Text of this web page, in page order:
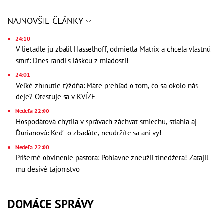
NAJNOVŠIE ČLÁNKY
24:10
V lietadle ju zbalil Hasselhoff, odmietla Matrix a chcela vlastnú
smrť: Dnes randí s láskou z mladosti!
24:01
Veľké zhrnutie týždňa: Máte prehľad o tom, čo sa okolo nás
deje? Otestuje sa v KVÍZE
Nedeľa 22:00
Hospodárová chytila v správach záchvat smiechu, stiahla aj
Ďurianovú: Keď to zbadáte, neudržíte sa ani vy!
Nedeľa 22:00
Príšerné obvinenie pastora: Pohlavne zneužil tínedžera! Zatajil
mu desivé tajomstvo
DOMÁCE SPRÁVY